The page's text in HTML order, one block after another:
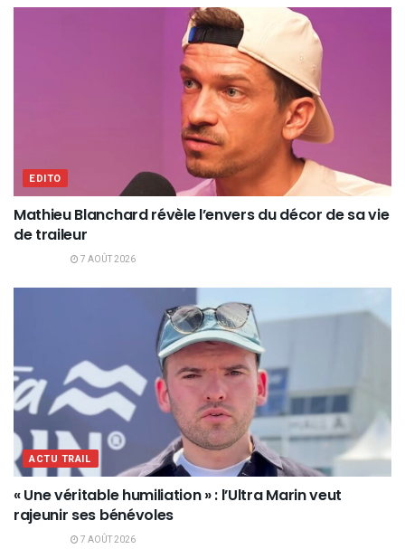
EDITO
Mathieu Blanchard révèle l’envers du décor de sa vie
de traileur
7 AOÛT 2026
ACTU TRAIL
« Une véritable humiliation » : l’Ultra Marin veut
rajeunir ses bénévoles
7 AOÛT 2026